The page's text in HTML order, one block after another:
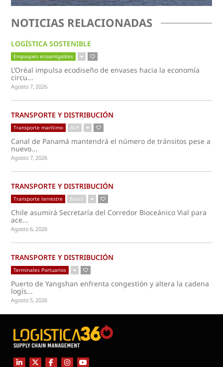
NOTICIAS RELACIONADAS
LOGÍSTICA SOSTENIBLE
Empaques ecoamigables
L’Oréal impulsa ecodiseño de envases hacia la economía
circu...
Agosto 7, 2026
TRANSPORTE Y DISTRIBUCIÓN
Transporte marítimo ACP
Canal de Panamá mantendrá el número de tránsitos pese a
nuevo...
Agosto 7, 2026
TRANSPORTE Y DISTRIBUCIÓN
Transporte terrestre Brasil
Chile asumirá Secretaría del Corredor Bioceánico Vial para
ace...
Agosto 6, 2026
TRANSPORTE Y DISTRIBUCIÓN
Terminales Portuarios
Puerto de Yangshan enfrenta congestión y altera la cadena
logís...
Agosto 5, 2026